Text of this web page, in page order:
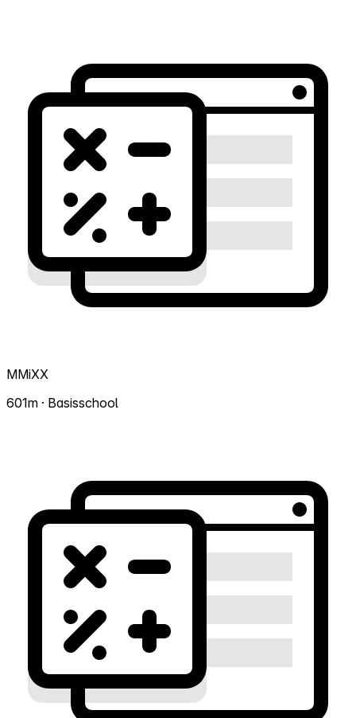
MMiXX
601m · Basisschool